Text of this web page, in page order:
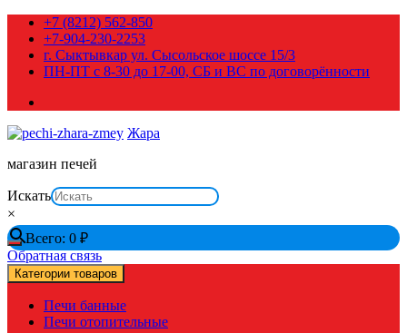
Перейти
содержимому
+7 (8212) 562-850
+7-904-230-2253
г. Сыктывкар ул. Сысольское шоссе 15/3
ПН-ПТ с 8-30 до 17-00, СБ и ВС по договорённости
Жара
магазин печей
Искать
×
Всего: 0 ₽
Обратная связь
Категории товаров
Печи банные
Печи отопительные